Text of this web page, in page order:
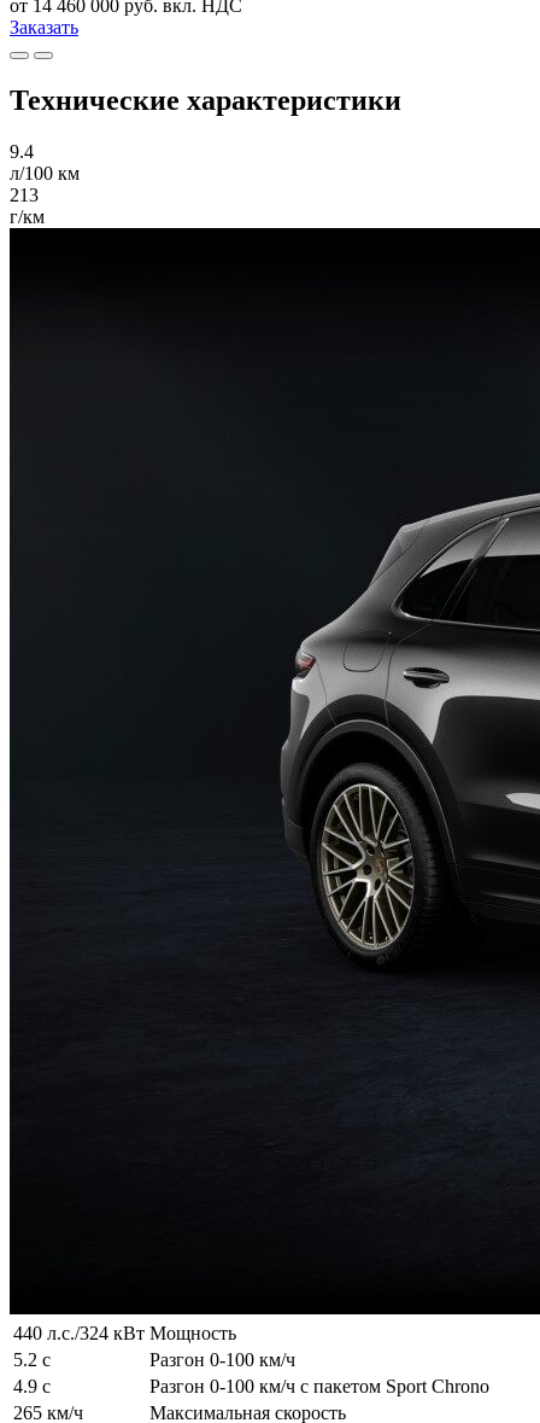
от 14 460 000 руб. вкл. НДС
Заказать
Технические характеристики
9.4
л/100 км
213
г/км
440 л.с./324 кВт Мощность
5.2 с
Разгон 0-100 км/ч
4.9 с
Разгон 0-100 км/ч с пакетом Sport Chrono
265 км/ч
Максимальная скорость